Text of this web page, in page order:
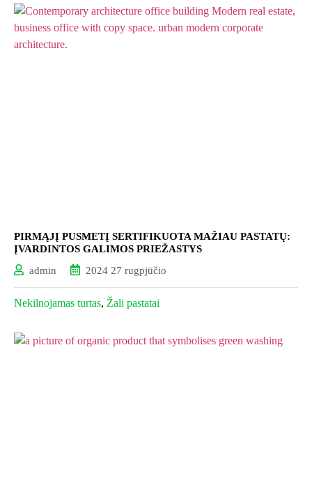
PIRMĄJĮ PUSMETĮ SERTIFIKUOTA MAŽIAU PASTATŲ:
ĮVARDINTOS GALIMOS PRIEŽASTYS
admin
2024 27 rugpjūčio
Nekilnojamas turtas, Žali pastatai